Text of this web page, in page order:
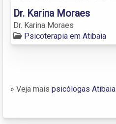
Dr. Karina Moraes
Dr. Karina Moraes
Psicoterapia em Atibaia
» Veja mais psicólogas Atibaia